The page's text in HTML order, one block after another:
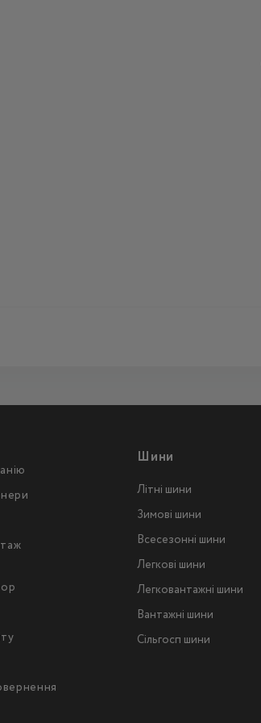
Шини
Літні шини
Зимові шини
Всесезонні шини
Легкові шини
Легковантажнi шини
Вантажнi шини
Сільгосп шини